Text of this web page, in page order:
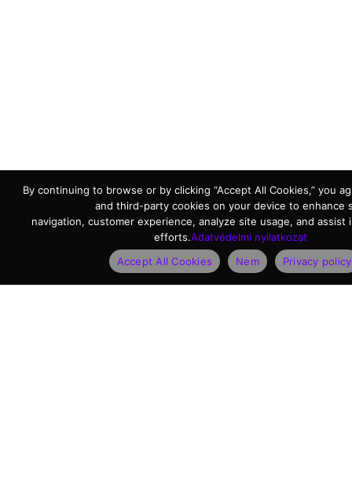
By continuing to browse or by clicking “Accept All Cookies,” you
and third-party cookies on your device to enhance
navigation, customer experience, analyze site usage, and assist
efforts.Adatvédelmi nyilatkozat
Accept All Cookies
Nem Privacy policy